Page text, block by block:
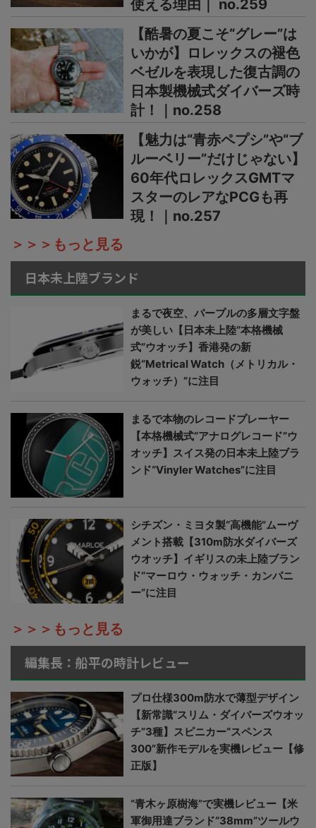
使える理由｜ no.259
【酷暑の夏こそ“グレー”は
いかが】ロレックスの褪色
ベゼルを表現した復古調の
日本製機械式ダイバーズ時
計！｜no.258
【魅力は“青赤ペプシ”や“ブ
ルーベリー”だけじゃない】
60年代ロレックスGMTマ
スターのレアなPCGも再
現！｜no.257
＞＞＞もっと見る
日本未上陸ブランド
まるで夜空、パープルの多層文字盤
が美しい【日本未上陸“本格機械
式”ウオッチ】香港発の新
鋭“Metrical Watch（メトリカル・
ウォッチ）”に注目
まるで本物のレコードプレーヤー
【本格機械式“アナログレコード”ウ
オッチ】スイス発の日本未上陸ブラ
ンド“Vinyler Watches”に注目
シチズン・ミヨタ製“高機能”ムーヴ
メント搭載【310m防水ダイバーズ
ウオッチ】イギリスの未上陸ブラン
ド“マーロウ・ウォッチ・カンパニ
ー”に注目
＞＞＞もっと見る
編集長：船平の時計レビュー
プロ仕様300m防水で薄型デザイン
【新常識“スリム・ダイバーズウオッ
チ”3種】スピニカー“スペンス
300”新作モデルを実機レビュー【修
正版】
“青木ヶ原樹海”で実機レビュー【米
軍御用達ブランド“38mm”ツールウ